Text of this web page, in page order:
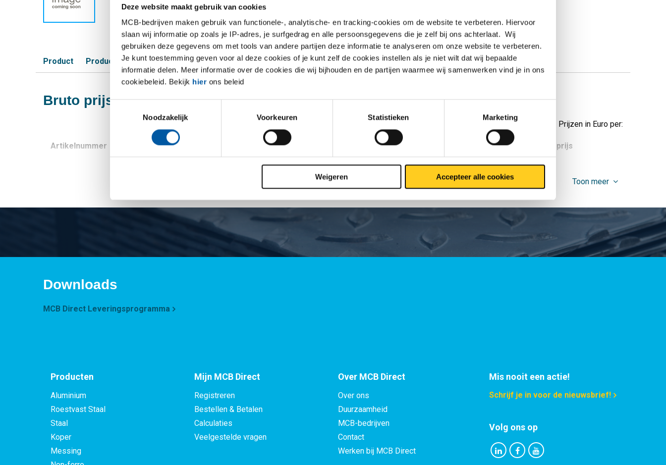
Deze website maakt gebruik van cookies
MCB-bedrijven maken gebruik van functionele-, analytische- en tracking-cookies om de website te verbeteren. Hiervoor
slaan wij informatie op zoals je IP-adres, je surfgedrag en alle persoonsgegevens die je zelf bij ons achterlaat. Wij
gebruiken deze gegevens om met tools van andere partijen deze informatie te analyseren om onze website te verbeteren.
Je kunt toestemming geven voor al deze cookies of je kunt zelf de cookies instellen als je niet wilt dat wij bepaalde
informatie delen. Meer informatie over de cookies die wij bijhouden en de partijen waarmee wij samenwerken vind je in ons
cookiebeleid. Bekijk hier ons beleid
Toestemmingsselectie
Noodzakelijk
Voorkeuren Statistieken Marketing
Weigeren Accepteer alle cookies
Product Product omschrijving Bruto prijslijst Downloads Specificaties
Bruto prijslijst: Aluminium rol EN AW-1050A H14/H24
Prijzen in Euro per:
Artikelnummer Omschrijving Stuks gewicht in kg Bruto prijs
Toon meer
Downloads
MCB Direct Leveringsprogramma
Producten
Aluminium
Roestvast Staal
Staal
Koper
Messing
Mijn MCB Direct
Registreren
Bestellen & Betalen
Calculaties
Veelgestelde vragen
Over MCB Direct
Over ons
Duurzaamheid
MCB-bedrijven
Contact
Werken bij MCB Direct
Mis nooit een actie!
Schrijf je in voor de nieuwsbrief!
Volg ons op